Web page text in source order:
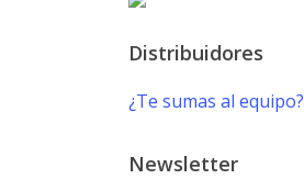
Distribuidores
¿Te sumas al equipo?
Newsletter